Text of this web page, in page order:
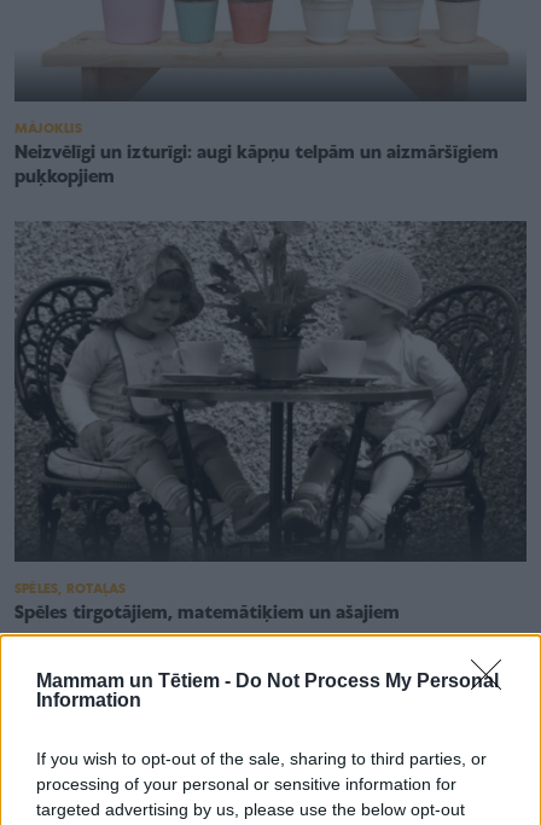
Mammam un Tētiem - Do Not Process My Personal
Information
If you wish to opt-out of the sale, sharing to third parties, or
processing of your personal or sensitive information for
targeted advertising by us, please use the below opt-out
MĀJOKLIS
Neizvēlīgi un izturīgi: augi kāpņu telpām un aizmāršīgiem
puķkopjiem
SPĒLES, ROTAĻAS
Spēles tirgotājiem, matemātiķiem un ašajiem